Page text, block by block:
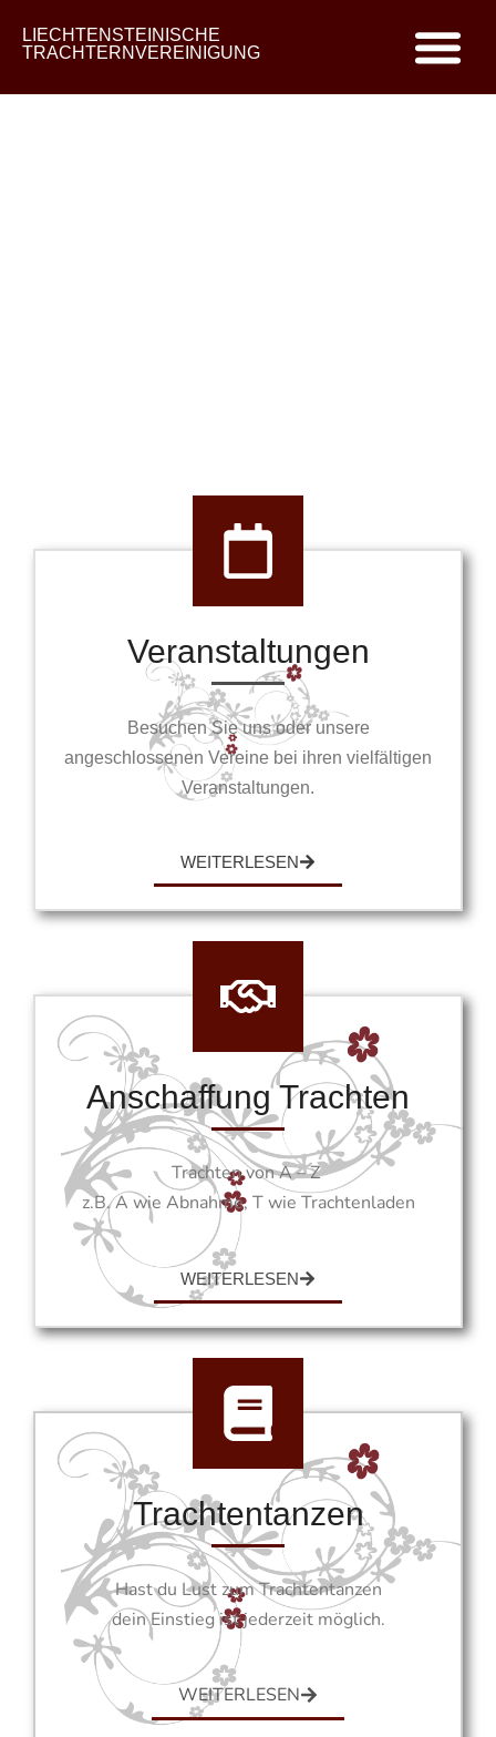
LIECHTENSTEINISCHE
TRACHTERNVEREINIGUNG
Veranstaltungen
Besuchen Sie uns oder unsere
angeschlossenen Vereine bei ihren vielfältigen
Veranstaltungen.
WEITERLESEN
Anschaffung Trachten
Trachten von A – Z
z.B. A wie Abnahme, T wie Trachtenladen
WEITERLESEN
Trachtentanzen
Hast du Lust zum Trachtentanzen
dein Einstieg ist jederzeit möglich.
WEITERLESEN